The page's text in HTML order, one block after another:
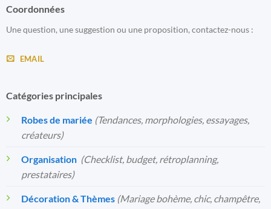
Coordonnées
Une question, une suggestion ou une proposition, contactez-nous :
EMAIL
Catégories principales
Robes de mariée (Tendances, morphologies, essayages,
créateurs)
Organisation️ (Checklist, budget, rétroplanning,
prestataires)
Décoration & Thèmes (Mariage bohème, chic, champêtre,